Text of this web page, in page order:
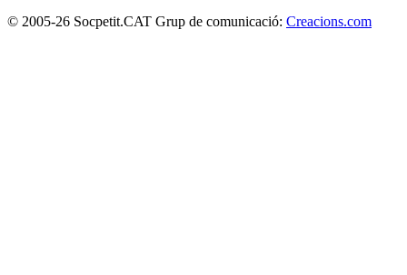
© 2005-26 Socpetit.CAT Grup de comunicació: Creacions.com